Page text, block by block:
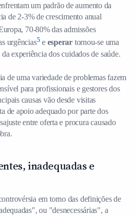
um padrão de aumento da
de 2-3% de crescimento anual
70-80% das admissões
urgências5 e esperar tornou-se uma
experiência dos cuidados de saúde.
de uma variedade de problemas fazem
para profissionais e gestores dos
causas vão desde visitas
de apoio adequado por parte dos
entre oferta e procura causado
inadequadas e
em torno das definições de
ou "desnecessárias", a